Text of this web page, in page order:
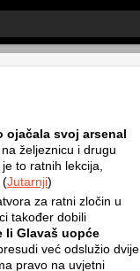
ojačala svoj arsenal
na željeznicu i drugu
to ratnih lekcija,
(Jutarnji)
za ratni zločin u
također dobili
li Glavaš uopće
već odslužio dvije
pravo na uvjetni